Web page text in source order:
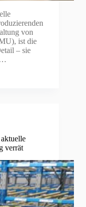
von
ist die
– sie
verrät